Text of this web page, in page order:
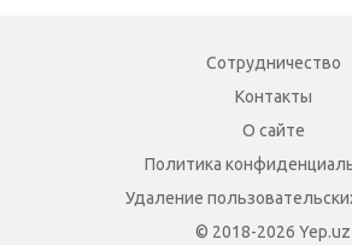
Сотрудничество
Контакты
О сайте
Политика
Удаление
© 2018-2026 Yep.uz